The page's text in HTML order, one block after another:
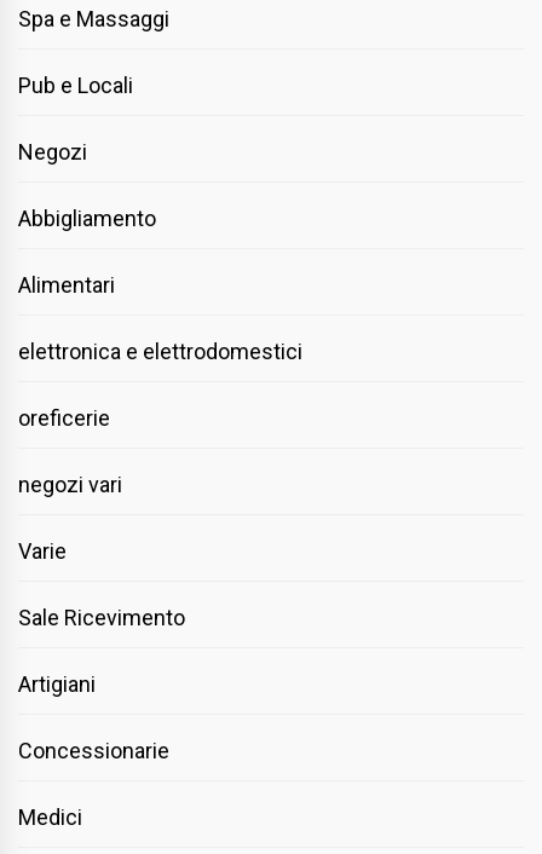
Spa e Massaggi
Pub e Locali
Negozi
Abbigliamento
Alimentari
elettronica e elettrodomestici
oreficerie
negozi vari
Varie
Sale Ricevimento
Artigiani
Concessionarie
Medici